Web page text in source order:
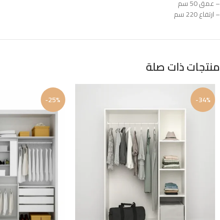
– عمق 50 سم
– ارتفاع 220 سم
منتجات ذات صلة
-34%
-25%